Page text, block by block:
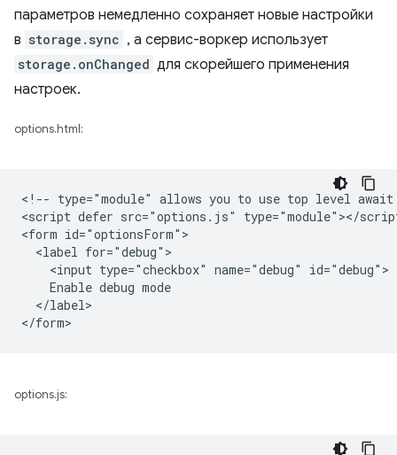
параметров немедленно сохраняет новые настройки
в storage.sync , а сервис-воркер использует
storage.onChanged для скорейшего применения
настроек.
options.html:
<!-- type="module" allows you to use top level
<script defer src="options.js" type="module"></
<form id="optionsForm">
  <label for="debug">
    <input type="checkbox" name="debug" id="debug">
    Enable debug mode
  </label>
options.js: